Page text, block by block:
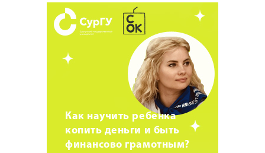
Как научить ребенка
копить деньги и быть
финансово грамотным?